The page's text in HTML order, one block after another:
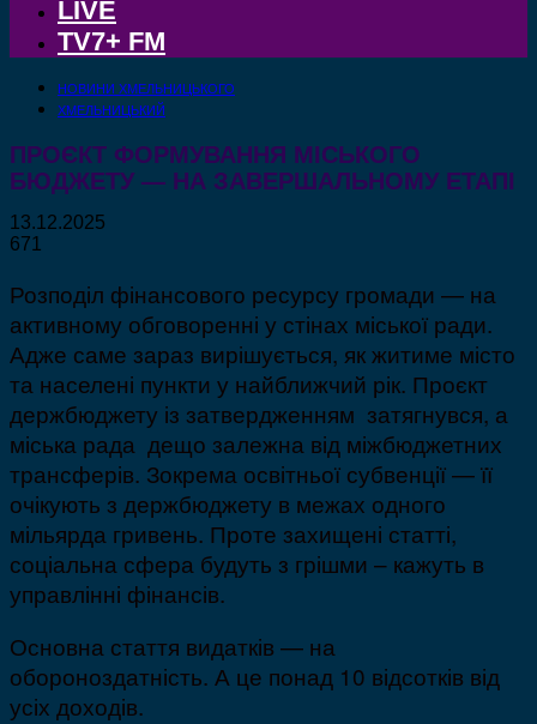
LIVE
TV7+ FM
НОВИНИ ХМЕЛЬНИЦЬКОГО
ХМЕЛЬНИЦЬКИЙ
ПРОЄКТ ФОРМУВАННЯ МІСЬКОГО
БЮДЖЕТУ — НА ЗАВЕРШАЛЬНОМУ ЕТАПІ
13.12.2025
671
Розподіл фінансового ресурсу громади — на
активному обговоренні у стінах міської ради.
Адже саме зараз вирішується, як житиме місто
та населені пункти у найближчий рік. Проєкт
держбюджету із затвердженням затягнувся, а
міська рада дещо залежна від міжбюджетних
трансферів. Зокрема освітньої субвенції — її
очікують з держбюджету в межах одного
мільярда гривень. Проте захищені статті,
соціальна сфера будуть з грішми – кажуть в
управлінні фінансів.
Основна стаття видатків — на
обороноздатність. А це понад 10 відсотків від
усіх доходів.